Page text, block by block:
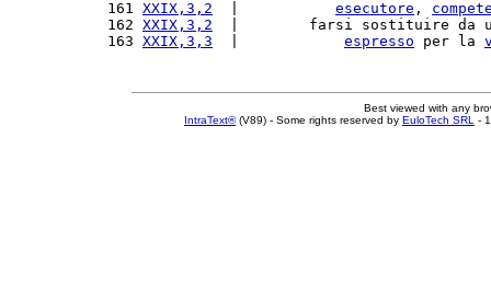
161 XXIX,3,2 esecutore ,
162 XXIX,3,2
|        farsi sostituire da
163 XXIX,3,3 espresso per la
Best viewed with any
IntraText®(V89) - Some rights reserved by EuloTech SRL -